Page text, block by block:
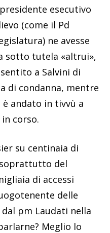
esecutivo
(come il Pd
ne avesse
sotto tutela «altrui»,
a Salvini di
di condanna, mentre
è andato in tivvù a
corso.
su centinaia di
del
di accessi
delle
pm Laudati nella
Meglio lo